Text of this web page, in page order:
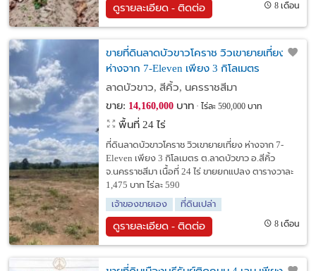
ดูรายละเอียด - ติดต่อ 8 เดือน
ขายที่ดินลาดบัวขาวโคราช วิวเขายายเที่ยง
ห่างจาก 7-Eleven เพียง 3 กิโลเมตร
ลาดบัวขาว, สีคิ้ว, นครราชสีมา
ขาย: 14,160,000บาท ไร่ละ 590,000 บาท
พื้นที่ 24 ไร่
ที่ดินลาดบัวขาวโคราช วิวเขายายเที่ยง ห่างจาก 7-
Eleven เพียง 3 กิโลเมตร ต.ลาดบัวขาว อ.สีคิ้ว
จ.นครราชสีมา เนื้อที่ 24 ไร่ ขายยกแปลง ตารางวาละ
1,475 บาท ไร่ละ 590
เจ้าของขายเอง
ที่ดินเปล่า
ดูรายละเอียด - ติดต่อ 8 เดือน